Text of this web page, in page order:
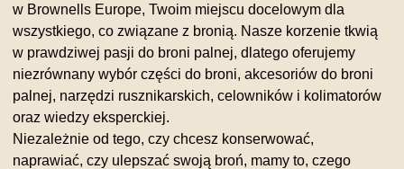
w Brownells Europe, Twoim miejscu docelowym dla
wszystkiego, co związane z bronią. Nasze korzenie tkwią
w prawdziwej pasji do broni palnej, dlatego oferujemy
niezrównany wybór części do broni, akcesoriów do broni
palnej, narzędzi rusznikarskich, celowników i kolimatorów
oraz wiedzy eksperckiej.
Niezależnie od tego, czy chcesz konserwować,
naprawiać, czy ulepszać swoją broń, mamy to, czego